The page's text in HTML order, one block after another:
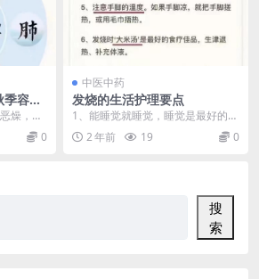
容易
燥，再
较
0
中医中药
发烧的生活护理要点
1、能睡觉就睡觉，睡觉是最好的恢
复方法。 2、能少吃就少吃。吃的
越少脾胃负担越轻...
2 年前 19 0
搜
索